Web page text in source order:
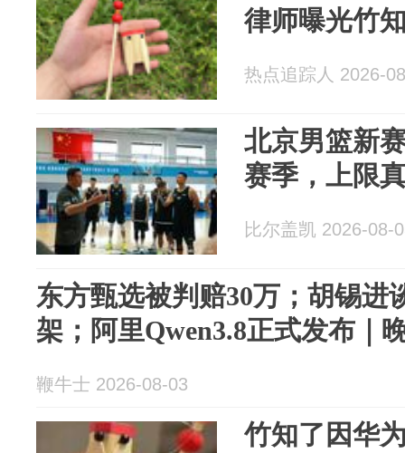
律师曝光竹
热点追踪人 2026-
北京男篮新
赛季，上限
比尔盖凯 2026-08-
东方甄选被判赔30万；胡锡进
架；阿里Qwen3.8正式发布｜
鞭牛士 2026-08-03
竹知了因华